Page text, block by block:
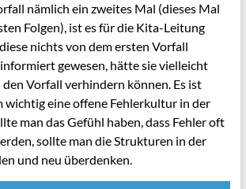
nämlich ein zweites Mal (dieses Mal
Folgen), ist es für die Kita-Leitung
nichts von dem ersten Vorfall
gewesen, hätte sie vielleicht
Vorfall verhindern können. Es ist
wichtig eine offene Fehlerkultur in der
man das Gefühl haben, dass Fehler oft
sollte man die Strukturen in der
und neu überdenken.